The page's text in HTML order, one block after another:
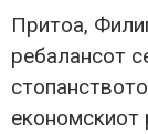
Притоа,
ребалансот
економскиот